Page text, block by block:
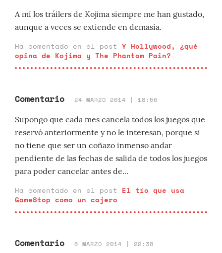
A mí los tráilers de Kojima siempre me han gustado,
aunque a veces se extiende en demasía.
Ha comentado en el post Y Hollywood, ¿qué
opina de Kojima y The Phantom Pain?
Comentario 24 MARZO 2014 | 18:56
Supongo que cada mes cancela todos los juegos que
reservó anteriormente y no le interesan, porque si
no tiene que ser un coñazo inmenso andar
pendiente de las fechas de salida de todos los juegos
para poder cancelar antes de...
Ha comentado en el post El tío que usa
GameStop como un cajero
Comentario 6 MARZO 2014 | 22:38